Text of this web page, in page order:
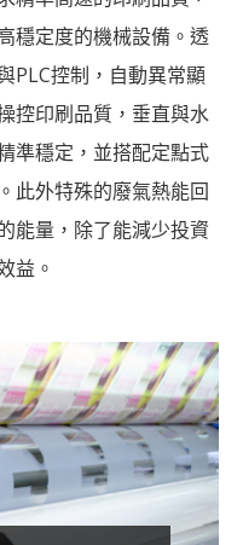
穩定度的機械設備。透
PLC控制，自動異常顯
控印刷品質，垂直與水
準穩定，並搭配定點式
此外特殊的廢氣熱能回
能量，除了能減少投資
益。